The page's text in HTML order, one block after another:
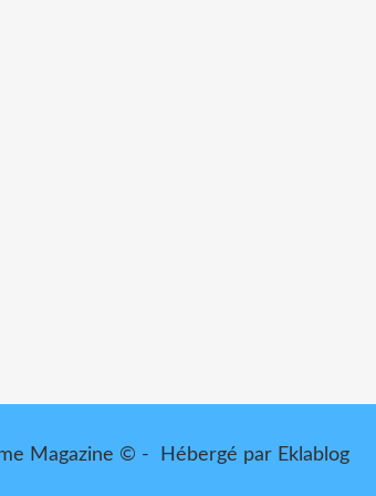
Magazine © - Hébergé par Eklablog